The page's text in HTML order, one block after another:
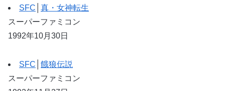
SFC
真・女神転生
スーパーファミコン
1992年10月30日
SFC
餓狼伝説
スーパーファミコン